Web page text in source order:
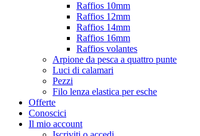
Raffios 10mm
Raffios 12mm
Raffios 14mm
Raffios 16mm
Raffios volantes
Arpione da pesca a quattro punte
Luci di calamari
Pezzi
Filo lenza elastica per esche
Offerte
Conoscici
Il mio account